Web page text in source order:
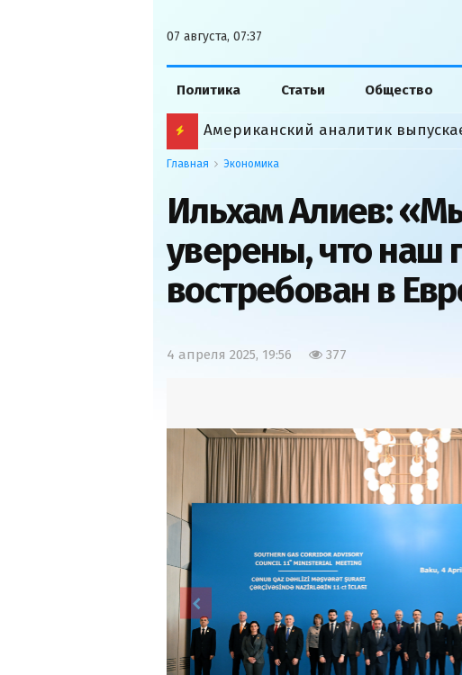
07 августа, 07:37
Политика Статьи Общество
Байрамов встретился с
Главная Экономика
Ильхам Алиев:
уверены, что наш
востребован в
4 апреля 2025, 19:56 377